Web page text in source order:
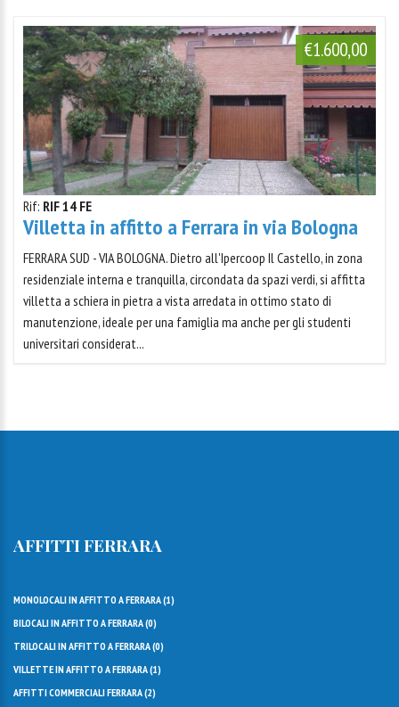
€1.600,00
Rif: RIF 14 FE
Villetta in affitto a Ferrara in via Bologna
FERRARA SUD - VIA BOLOGNA. Dietro all'Ipercoop Il Castello, in zona
residenziale interna e tranquilla, circondata da spazi verdi, si affitta
villetta a schiera in pietra a vista arredata in ottimo stato di
manutenzione, ideale per una famiglia ma anche per gli studenti
universitari considerat...
AFFITTI FERRARA
MONOLOCALI IN AFFITTO A FERRARA (1)
BILOCALI IN AFFITTO A FERRARA (0)
TRILOCALI IN AFFITTO A FERRARA (0)
VILLETTE IN AFFITTO A FERRARA (1)
AFFITTI COMMERCIALI FERRARA (2)